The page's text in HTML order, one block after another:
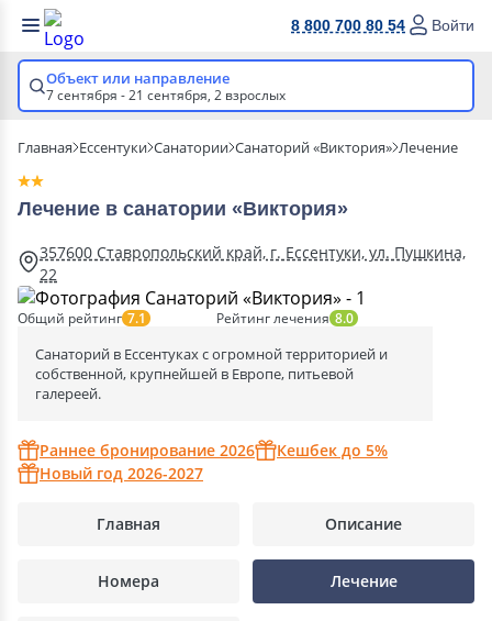
8 800 700 80 54 Войти
Объект или направление
7 сентября - 21 сентября, 2 взрослых
Главная Ессентуки Санатории Санаторий «Виктория» Лечение
Лечение в санатории «Виктория»
357600 Ставропольский край, г. Ессентуки, ул. Пушкина,
22
Рейтинг лечения 8.0
Общий рейтинг 7.1
Санаторий в Ессентуках с огромной территорией и
собственной, крупнейшей в Европе, питьевой
галереей.
Раннее бронирование 2026
Кешбек до 5%
Новый год 2026-2027
Главная Описание
Номера Лечение